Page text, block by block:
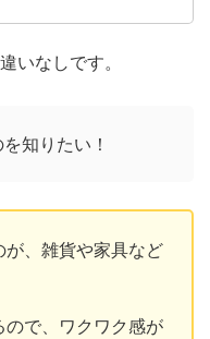
いなしです。
知りたい！
が、雑貨や家具など
で、ワクワク感が